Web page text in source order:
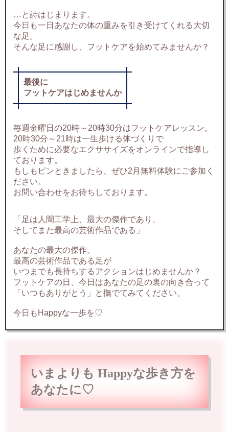
…と詩はじまります。
今日も一日あなたの体の重みを引き受けてくれる大切
な足。
そんな足に感謝し、フットケアを始めてみませんか？
最後に
フットケアはじめませんか
毎週金曜日の20時～20時30分はフットケアレッスン。
20時30分～21時は一生歩ける体づくりで
歩くために必要なエクササイズをオンラインで指導し
ております。
もしもピンときましたら、ぜひ2月無料体験にご参加く
ださい。
お問い合わせをお待ちしております。
「足は人間工学上、最大の傑作であり、
そしてまた最高の芸術作品である」
あなたの最大の傑作、
最高の芸術作品である足が
いつまでも長持ちするアクションはじめませんか？
フットケアの日、今日はあなたの足の裏の向き合って
「いつもありがとう」と撫でてみてください。
今日もHappyな一歩を♡
いまよりも Happyな歩き方を
あなたに♡